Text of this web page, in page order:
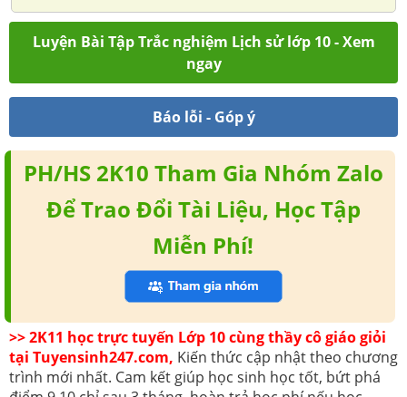
Luyện Bài Tập Trắc nghiệm Lịch sử lớp 10 - Xem
ngay
Báo lỗi - Góp ý
PH/HS 2K10 Tham Gia Nhóm Zalo
Để Trao Đổi Tài Liệu, Học Tập
Miễn Phí!
>> 2K11 học trực tuyến Lớp 10 cùng thầy cô giáo giỏi
tại Tuyensinh247.com, Kiến thức cập nhật theo chương
trình mới nhất. Cam kết giúp học sinh học tốt, bứt phá